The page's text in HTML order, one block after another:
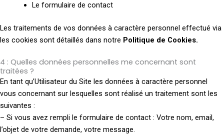
Le formulaire de contact
Les traitements de vos données à caractère personnel effectué via
les cookies sont détaillés dans notre Politique de Cookies.
4 : Quelles données personnelles me concernant sont
traitées ?
En tant qu’Utilisateur du Site les données à caractère personnel
vous concernant sur lesquelles sont réalisé un traitement sont les
suivantes :
– Si vous avez rempli le formulaire de contact : Votre nom, email,
l’objet de votre demande, votre message.